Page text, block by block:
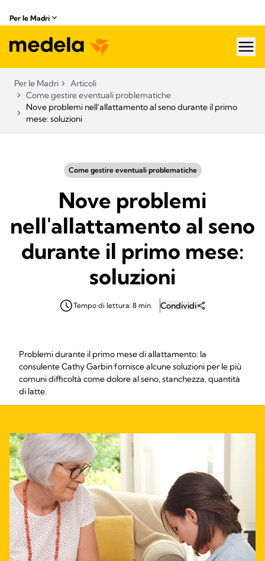
Per le Madri
Per le Madri
Articoli
Come gestire eventuali problematiche
Nove problemi nell'allattamento al seno durante il primo
mese: soluzioni
Come gestire eventuali problematiche
Nove problemi
nell'allattamento al seno
durante il primo mese:
soluzioni
Tempo di lettura: 8 min. Condividi
Problemi durante il primo mese di allattamento: la
consulente Cathy Garbin fornisce alcune soluzioni per le più
comuni difficoltà come dolore al seno, stanchezza, quantità
di latte.